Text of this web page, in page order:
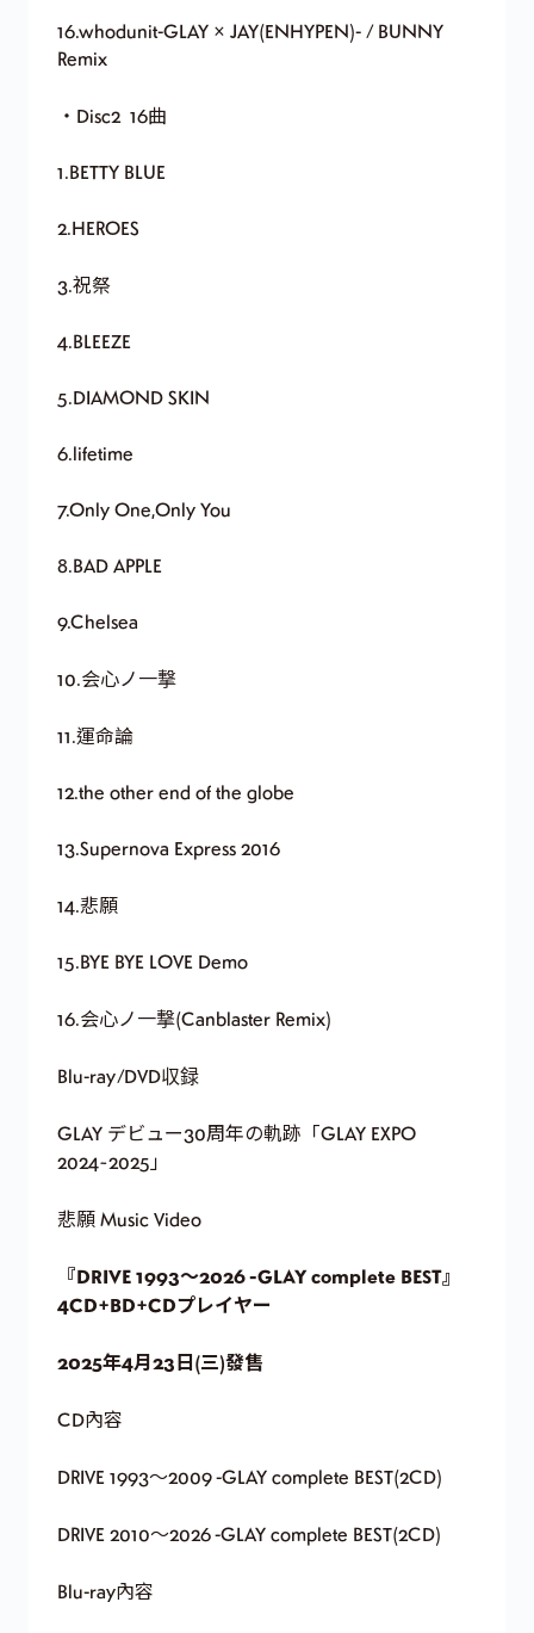
16.whodunit-GLAY × JAY(ENHYPEN)- / BUNNY
Remix
・Disc2 16曲
1.BETTY BLUE
2.HEROES
3.祝祭
4.BLEEZE
5.DIAMOND SKIN
6.lifetime
7.Only One,Only You
8.BAD APPLE
9.Chelsea
10.会心ノ一撃
11.運命論
12.the other end of the globe
13.Supernova Express 2016
14.悲願
15.BYE BYE LOVE Demo
16.会心ノ一撃(Canblaster Remix)
Blu-ray/DVD収録
GLAY デビュー30周年の軌跡「GLAY EXPO
2024~2025」
悲願 Music Video
『DRIVE 1993～2026 -GLAY complete BEST』
4CD+BD+CDプレイヤー
2025年4月23日(三)發售
CD內容
DRIVE 1993～2009 -GLAY complete BEST(2CD)
DRIVE 2010～2026 -GLAY complete BEST(2CD)
Blu-ray內容